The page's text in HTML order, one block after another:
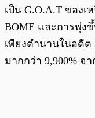
เป็น G.O.A.T ของ
BOME และการพุ่ง
เพียงตำนานในอดี
มากกว่า 9,900% จ